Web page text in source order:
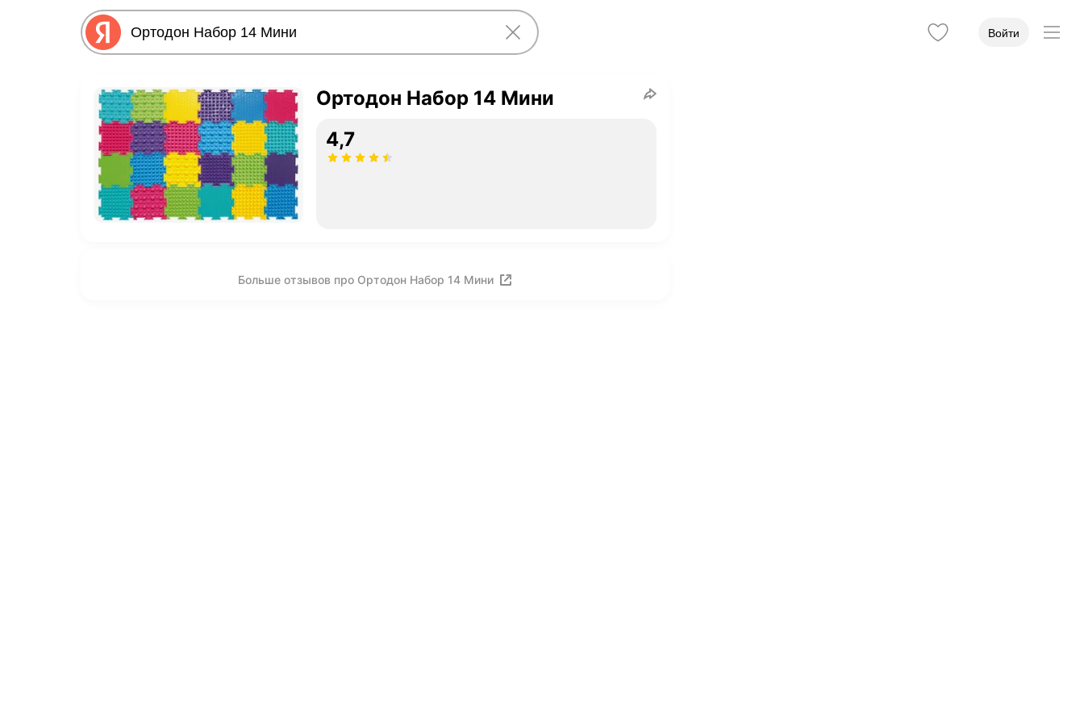
Войти
Ортодон Набор 14 Мини
4,7
Больше отзывов про Ортодон Набор 14 Мини